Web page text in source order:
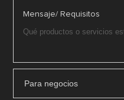
Mensaje/ Requisitos
Para negocios